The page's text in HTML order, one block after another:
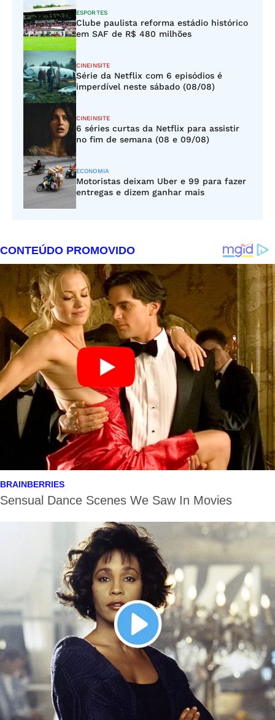
ESPORTES
Clube paulista reforma estádio histórico
em SAF de R$ 480 milhões
CINEINSITE
Série da Netflix com 6 episódios é
imperdível neste sábado (08/08)
CINEINSITE
6 séries curtas da Netflix para assistir
no fim de semana (08 e 09/08)
ECONOMIA
Motoristas deixam Uber e 99 para fazer
entregas e dizem ganhar mais